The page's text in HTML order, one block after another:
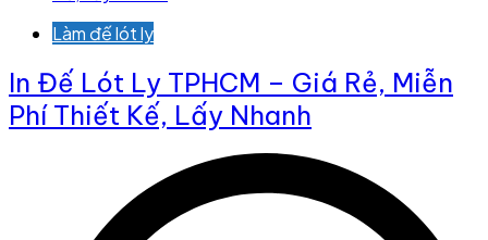
Làm đế lót ly
In Đế Lót Ly TPHCM – Giá Rẻ, Miễn
Phí Thiết Kế, Lấy Nhanh